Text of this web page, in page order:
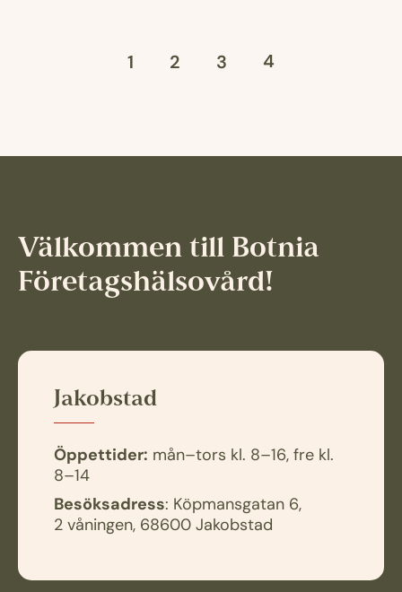
1 2 3 4
Välkommen till Botnia
Företagshälsovård!
Jakobstad
Öppettider: mån–tors kl. 8–16, fre kl.
8–14
Besöksadress: Köpmansgatan 6,
2 våningen, 68600 Jakobstad